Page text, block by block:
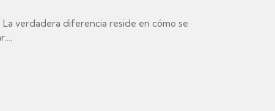
verdadera diferencia reside en cómo se